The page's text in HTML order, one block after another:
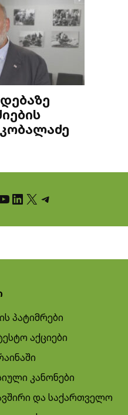
LinkedIn X Telegram
პატიმრები
აქციები
კანონები
და საქართველო